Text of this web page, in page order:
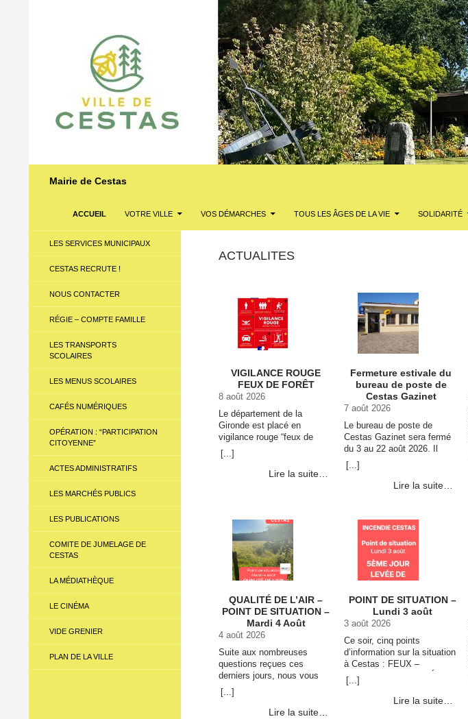
Mairie de Cestas
ACCUEIL
VOTRE VILLE VOS DÉMARCHES TOUS LES ÂGES DE LA VIE SOLIDARITÉ
ACTUALITES
VIGILANCE ROUGE
FEUX DE FORÊT
8 août 2026
Le département de la
Gironde est placé en
vigilance rouge “feux de
forêt” à compter du 8 août
2026 midi (12h00) Retrouvez
l’ensemble des restrictions
VIGILANCE ROUGE FEUX
DE FORÊT →
[...]
Lire la suite…
Fermeture estivale du
bureau de poste de
Cestas Gazinet
7 août 2026
Le bureau de poste de
Cestas Gazinet sera fermé
du 3 au 22 août 2026. Il
rouvrira ses portes, aux
horaires habituels, le 25 août
[...]
Lire la suite…
QUALITÉ DE L’AIR –
POINT DE SITUATION –
Mardi 4 Août
4 août 2026
Suite aux nombreuses
questions reçues ces
derniers jours, nous vous
informons que la qualité de
l’air est bonne ce mardi 4
août. Les mesures réalisées
[...]
Lire la suite…
POINT DE SITUATION –
Lundi 3 août
3 août 2026
Ce soir, cinq points
d’information sur la situation
à Cestas : FEUX –
RETOURS – QUALITÉ DE
L’AIR – SÉCURITÉ –
SERVICES MUNICIPAUX
[...]
Lire la suite…
LES SERVICES MUNICIPAUX
CESTAS RECRUTE !
NOUS CONTACTER
RÉGIE – COMPTE FAMILLE
LES TRANSPORTS
SCOLAIRES
LES MENUS SCOLAIRES
CAFÉS NUMÉRIQUES
OPÉRATION : “PARTICIPATION
CITOYENNE”
ACTES ADMINISTRATIFS
LES MARCHÉS PUBLICS
LES PUBLICATIONS
COMITE DE JUMELAGE DE
CESTAS
LA MÉDIATHÈQUE
LE CINÉMA
VIDE GRENIER
PLAN DE LA VILLE